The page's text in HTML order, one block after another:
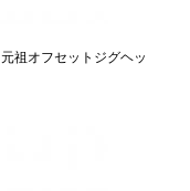
祖オフセットジグヘッ